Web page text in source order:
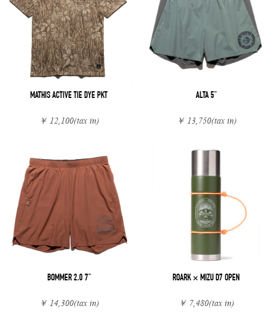
MATHIS ACTIVE TIE DYE PKT
￥ 12,100(tax in)
ALTA 5"
￥ 13,750(tax in)
BOMMER 2.0 7"
￥ 14,300(tax in)
ROARK × MIZU D7 OPEN
￥ 7,480(tax in)